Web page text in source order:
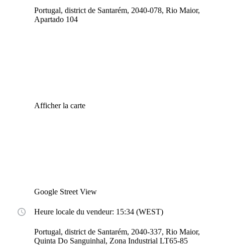
Portugal, district de Santarém, 2040-078, Rio Maior,
Apartado 104
Afficher la carte
Google Street View
Heure locale du vendeur: 15:34 (WEST)
Portugal, district de Santarém, 2040-337, Rio Maior,
Quinta Do Sanguinhal, Zona Industrial LT65-85